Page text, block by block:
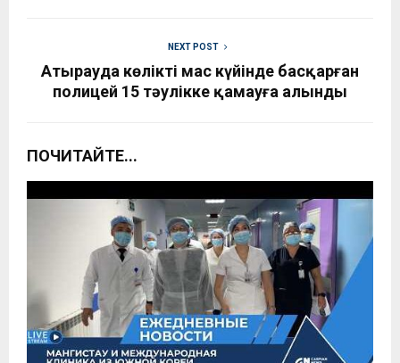
NEXT POST
Атырауда көлікті мас күйінде басқарған
полицей 15 тәулікке қамауға алынды
ПОЧИТАЙТЕ...